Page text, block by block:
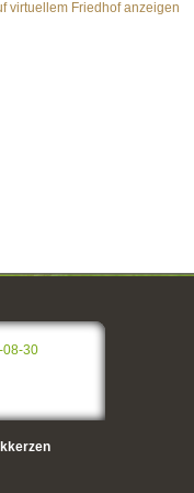
virtuellem Friedhof anzeigen
08-30